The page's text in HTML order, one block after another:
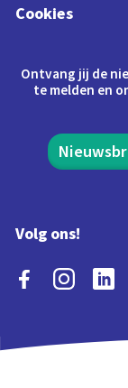
Cookies
Ontvang jij de
te melden en
Volg ons!